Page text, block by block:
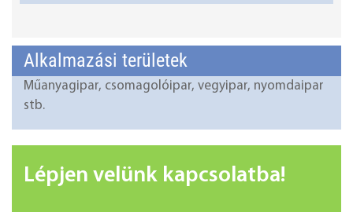
Alkalmazási területek
Műanyagipar, csomagolóipar, vegyipar, nyomdaipar
stb.
Lépjen velünk kapcsolatba!